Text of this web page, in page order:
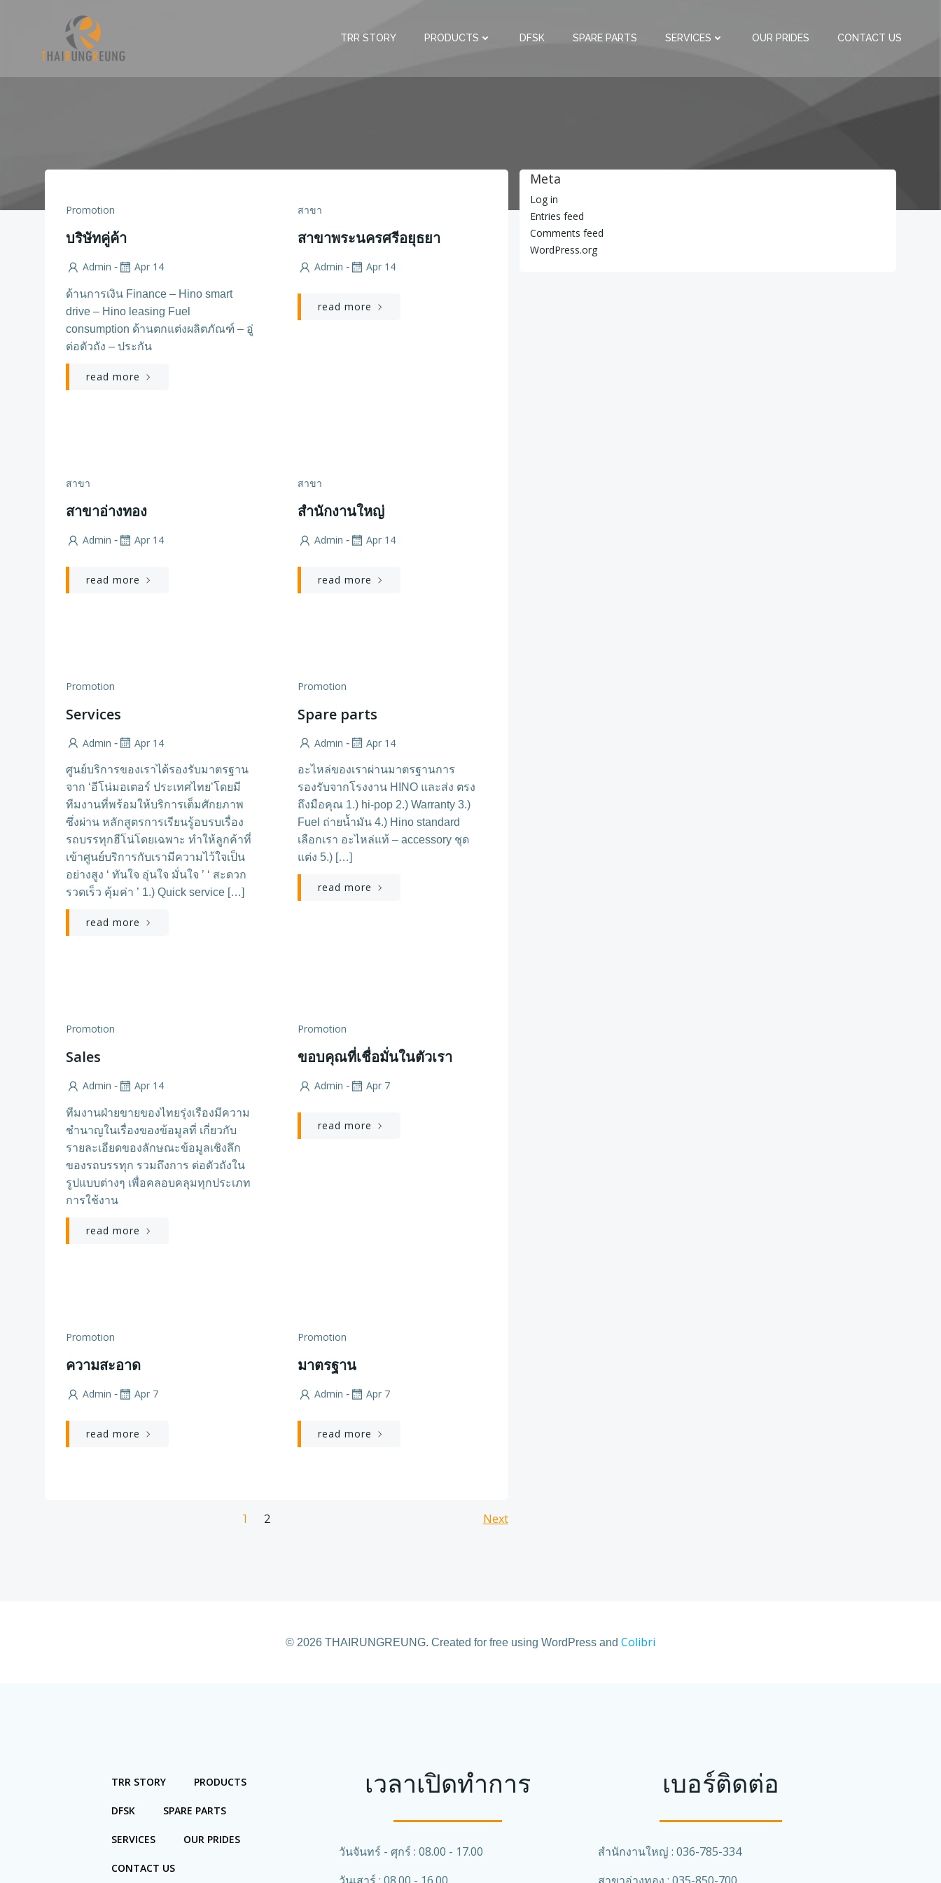
TRR STORY PRODUCTS DFSK SPARE PARTS SERVICES OUR PRIDES CONTACT US
Promotion
บริษัทคู่ค้า
Admin - Apr 14
ด้านการเงิน Finance – Hino smart
drive – Hino leasing Fuel
consumption ด้านตกแต่งผลิตภัณฑ์ – อู่
ต่อตัวถัง – ประกัน
read more
สาขา
สาขาพระนครศรีอยุธยา
Admin - Apr 14
read more
สาขา
สาขาอ่างทอง
Admin - Apr 14
read more
สาขา
สำนักงานใหญ่
Admin - Apr 14
read more
Promotion
Services
Admin - Apr 14
ศูนย์บริการของเราได้รองรับมาตรฐาน
จาก ‘อีโน่มอเตอร์ ประเทศไทย’โดยมี
ทีมงานที่พร้อมให้บริการเต็มศักยภาพ
ซึ่งผ่าน หลักสูตรการเรียนรู้อบรบเรื่อง
รถบรรทุกฮีโน่โดยเฉพาะ ทำให้ลูกค้าที่
เข้าศูนย์บริการกับเรามีความไว้ใจเป็น
อย่างสูง ‘ ทันใจ อุ่นใจ มั่นใจ ’ ‘ สะดวก
รวดเร็ว คุ้มค่า ’ 1.) Quick service […]
read more
Promotion
Spare parts
Admin - Apr 14
อะไหล่ของเราผ่านมาตรฐานการ
รองรับจากโรงงาน HINO และส่ง ตรง
ถึงมือคุณ 1.) hi-pop 2.) Warranty 3.)
Fuel ถ่ายน้ำมัน 4.) Hino standard
เลือกเรา อะไหล่แท้ – accessory ชุด
แต่ง 5.) […]
read more
Promotion
Sales
Admin - Apr 14
ทีมงานฝ่ายขายของไทยรุ่งเรืองมีความ
ชำนาญในเรื่องของข้อมูลที่ เกี่ยวกับ
รายละเอียดของลักษณะข้อมูลเชิงลึก
ของรถบรรทุก รวมถึงการ ต่อตัวถังใน
รูปแบบต่างๆ เพื่อคลอบคลุมทุกประเภท
การใช้งาน
read more
Promotion
ขอบคุณที่เชื่อมั่นในตัวเรา
Admin - Apr 7
read more
Promotion
ความสะอาด
Admin - Apr 7
read more
Promotion
มาตรฐาน
Admin - Apr 7
read more
Page
1 Page
2
Posts
Next
Meta
Log in
Entries feed
Comments feed
WordPress.org
© 2026 THAIRUNGREUNG. Created for free using WordPress and Colibri
TRR STORY PRODUCTS
DFSK SPARE PARTS
SERVICES OUR PRIDES
CONTACT US
เวลาเปิดทำการ
วันจันทร์ - ศุกร์ : 08.00 - 17.00
เบอร์ติดต่อ
สำนักงานใหญ่ : 036-785-334